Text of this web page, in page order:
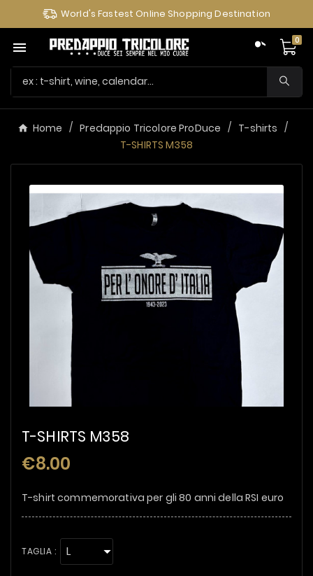
World's Fastest Online Shopping Destination
 0
Home Predappio Tricolore ProDuce
T-shirts
T-SHIRTS M358
T-SHIRTS M358
€8.00
T-shirt commemorativa per gli 80 anni della RSI euro
TAGLIA :